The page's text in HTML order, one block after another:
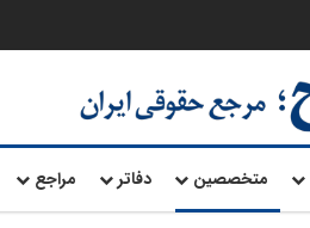
متخصصین دفاتر مراجع